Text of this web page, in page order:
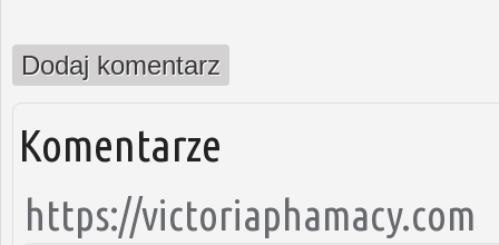
Dodaj komentarz
Komentarze
https://victoriaphamacy.com